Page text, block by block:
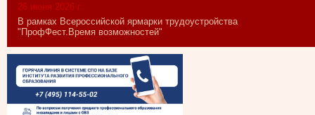
26 июня 2026 г.
В рамках Всероссийской ярмарки трудоустройства
"ПрофФест.Время возможностей"